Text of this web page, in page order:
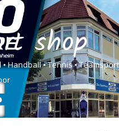
shop
Handball • Tennis • Teamsport